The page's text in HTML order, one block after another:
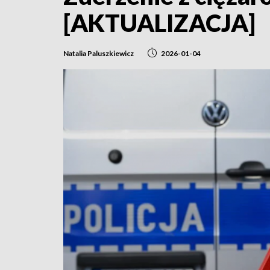
[AKTUALIZACJA]
Natalia Paluszkiewicz 2026-01-04